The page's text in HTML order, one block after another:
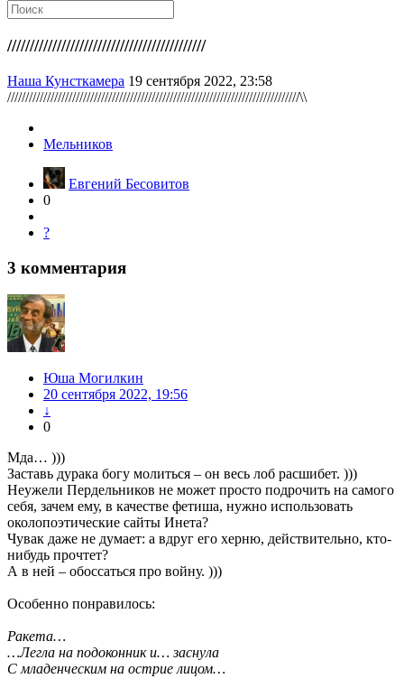
////////////////////////////////////////////
Наша Кунсткамера 19 сентября 2022, 23:58
/////////////////////////////////////////////////////////////////////////////////\\
Мельников
Евгений Бесовитов
0
?
3 комментария
Юша Могилкин
20 сентября 2022, 19:56
↓
0
Мда… )))
Заставь дурака богу молиться – он весь лоб расшибет. )))
Неужели Пердельников не может просто подрочить на самого
себя, зачем ему, в качестве фетиша, нужно использовать
околопоэтические сайты Инета?
Чувак даже не думает: а вдруг его херню, действительно, кто-
нибудь прочтет?
А в ней – обоссаться про войну. )))
Особенно понравилось:
Ракета…
…Легла на подоконник и… заснула
С младенческим на острие лицом…